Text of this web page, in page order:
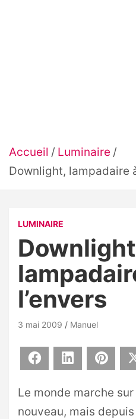
Accueil
Luminaire
Downlight, lampadaire
LUMINAIRE
l’envers
3 mai 2009 Manuel
Facebook LinkedIn
Le monde marche
nouveau, mais